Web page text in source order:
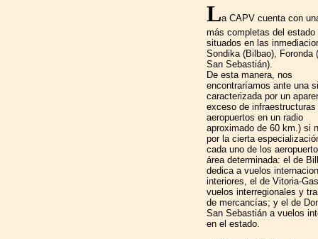
La CAPV cuenta con
más completas del
situados en las
Sondika (Bilbao), Foronda
San Sebastián).
De esta manera, nos
encontraríamos ante una
caracterizada por un
exceso de infraestructuras
aeropuertos en un radio
aproximado de 60 km.) si
por la cierta
cada uno de los
área determinada: el de
dedica a vuelos
interiores, el de Vitoria-
vuelos interregionales y
de mercancías; y el de
San Sebastián a vuelos
en el estado.